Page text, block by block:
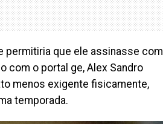
permitiria que ele assinasse com
com o portal ge, Alex Sandro
menos exigente fisicamente,
temporada.